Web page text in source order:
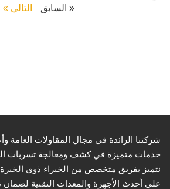
« السابق التالي »
شركتنا الرائدة في مجال المقاولات العامة
خدمات متميزة في كشف ومعالجة تسربات
نتميز بفريق متخصص من الخبراء ذوي الخبرة
على أحدث الأجهزة والمعدات التقنية